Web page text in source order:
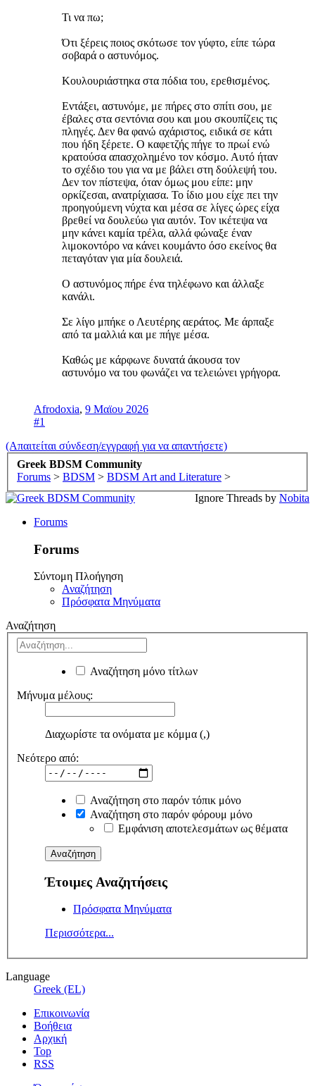
Τι να πω;
Ότι ξέρεις ποιος σκότωσε τον γύφτο, είπε τώρα
σοβαρά ο αστυνόμος.
Κουλουριάστηκα στα πόδια του, ερεθισμένος.
Εντάξει, αστυνόμε, με πήρες στο σπίτι σου, με
έβαλες στα σεντόνια σου και μου σκουπίζεις τις
πληγές. Δεν θα φανώ αχάριστος, ειδικά σε κάτι
που ήδη ξέρετε. Ο καφετζής πήγε το πρωί ενώ
κρατούσα απασχολημένο τον κόσμο. Αυτό ήταν
το σχέδιο του για να με βάλει στη δούλεψή του.
Δεν τον πίστεψα, όταν όμως μου είπε: μην
ορκίζεσαι, ανατρίχιασα. Το ίδιο μου είχε πει την
προηγούμενη νύχτα και μέσα σε λίγες ώρες είχα
βρεθεί να δουλεύω για αυτόν. Τον ικέτεψα να
μην κάνει καμία τρέλα, αλλά φώναξε έναν
λιμοκοντόρο να κάνει κουμάντο όσο εκείνος θα
πεταγόταν για μία δουλειά.
Ο αστυνόμος πήρε ένα τηλέφωνο και άλλαξε
κανάλι.
Σε λίγο μπήκε ο Λευτέρης αεράτος. Με άρπαξε
από τα μαλλιά και με πήγε μέσα.
Καθώς με κάρφωνε δυνατά άκουσα τον
αστυνόμο να του φωνάζει να τελειώνει γρήγορα.
Afrodoxia, 9 Μαϊου 2026
#1
(Απαιτείται σύνδεση/εγγραφή για να απαντήσετε)
Greek BDSM Community
Forums > BDSM > BDSM Art and Literature >
Ignore Threads by Nobita
Forums
Forums
Σύντομη Πλοήγηση
Αναζήτηση
Πρόσφατα Μηνύματα
Αναζήτηση
Αναζήτηση μόνο τίτλων
Μήνυμα μέλους:
Διαχωρίστε τα ονόματα με κόμμα (,)
Νεότερο από:
Αναζήτηση στο παρόν τόπικ μόνο
Αναζήτηση στο παρόν φόρουμ μόνο
Εμφάνιση αποτελεσμάτων ως θέματα
Έτοιμες Αναζητήσεις
Πρόσφατα Μηνύματα
Περισσότερα...
Language
Greek (EL)
Επικοινωνία
Βοήθεια
Αρχική
Top
RSS